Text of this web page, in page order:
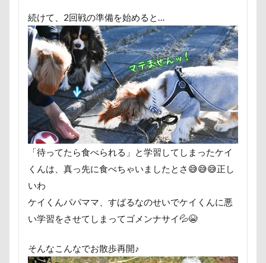
続けて、2回戦の準備を始めると…
「待ってたら食べられる」と学習してしまったケイ
くんは、真っ先に食べちゃいましたとさ😅😅😅正し
いわ
ケイくんパパママ、すばるなのせいでケイくんに悪
い学習をさせてしまってゴメンナサイ💦😭
そんなこんなでお散歩再開♪
フォトコンテスト
芝桜 苺ちゃん
英国淑女
花闊歩
花菖蒲 花の里 花 芦田愛菜
舎人公園ドッグラン
舎人公園 舌出し
自業自
腕枕
脱出 能登 茂原市 茨城県
蛇口
蘭ちゃん 藤田りか子 薔薇
蕨駅
蓼科 茶花茶花
蓮田市 葛飾区
茶太郎くん
萌華ちゃん
萌ちゃん 菜の花 草津温泉
胸の飾り毛
笑顔
立山連峰 空腹 糸満市 移動中
福島県
神社 神奈川県 砺波市
肉球ハーネス
肉球 耳掃除嫌い 耳掃除